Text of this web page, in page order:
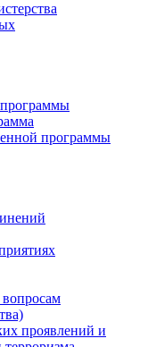
программы
проявлений и